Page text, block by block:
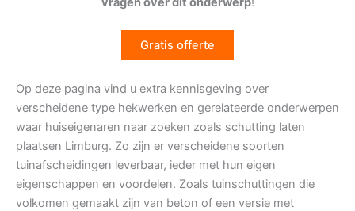
Gratis offerte
Op deze pagina vind u extra kennisgeving over
verscheidene type hekwerken en gerelateerde onderwerpen
waar huiseigenaren naar zoeken zoals schutting laten
plaatsen Limburg. Zo zijn er verscheidene soorten
tuinafscheidingen leverbaar, ieder met hun eigen
eigenschappen en voordelen. Zoals tuinschuttingen die
volkomen gemaakt zijn van beton of een versie met